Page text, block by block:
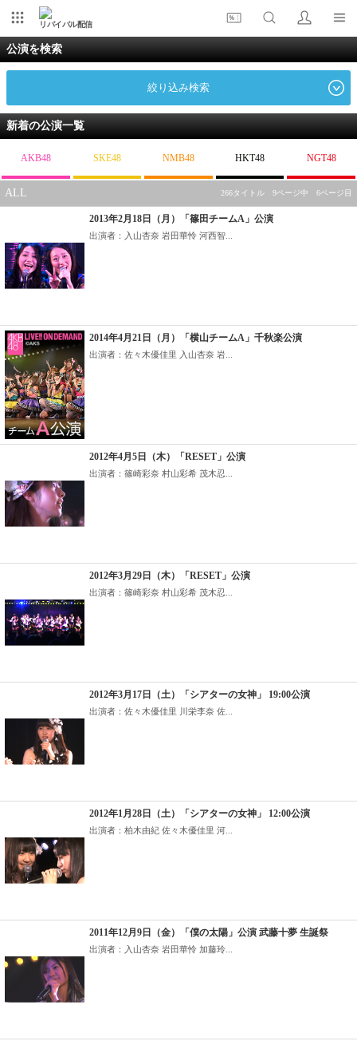
リバイバル配信
公演を検索
絞り込み検索
新着の公演一覧
AKB48 SKE48 NMB48 HKT48 NGT48
ALL 266タイトル 9ページ中 6ページ目
2013年2月18日（月）「篠田チームA」公演
出演者：入山杏奈 岩田華怜 河西智...
2014年4月21日（月）「横山チームA」千秋楽公演
出演者：佐々木優佳里 入山杏奈 岩...
2012年4月5日（木）「RESET」公演
出演者：篠崎彩奈 村山彩希 茂木忍...
2012年3月29日（木）「RESET」公演
出演者：篠崎彩奈 村山彩希 茂木忍...
2012年3月17日（土）「シアターの女神」 19:00公演
出演者：佐々木優佳里 川栄李奈 佐...
2012年1月28日（土）「シアターの女神」 12:00公演
出演者：柏木由紀 佐々木優佳里 河...
2011年12月9日（金）「僕の太陽」公演 武藤十夢 生誕祭
出演者：入山杏奈 岩田華怜 加藤玲...